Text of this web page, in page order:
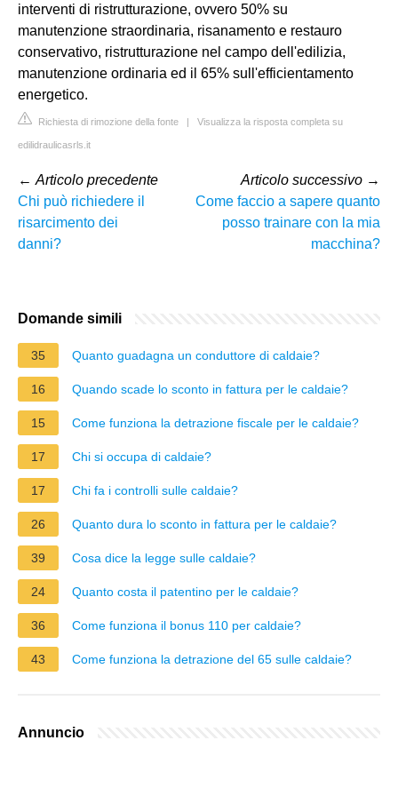
interventi di ristrutturazione, ovvero 50% su
manutenzione straordinaria, risanamento e restauro
conservativo, ristrutturazione nel campo dell'edilizia,
manutenzione ordinaria ed il 65% sull'efficientamento
energetico.
Richiesta di rimozione della fonte | Visualizza la risposta completa su
edilidraulicasrls.it
← Articolo precedente
Chi può richiedere il
risarcimento dei
danni?
Articolo successivo →
Come faccio a sapere quanto
posso trainare con la mia
macchina?
Domande simili
35 Quanto guadagna un conduttore di caldaie?
16 Quando scade lo sconto in fattura per le caldaie?
15 Come funziona la detrazione fiscale per le caldaie?
17 Chi si occupa di caldaie?
17 Chi fa i controlli sulle caldaie?
26 Quanto dura lo sconto in fattura per le caldaie?
39 Cosa dice la legge sulle caldaie?
24 Quanto costa il patentino per le caldaie?
36 Come funziona il bonus 110 per caldaie?
43 Come funziona la detrazione del 65 sulle caldaie?
Annuncio